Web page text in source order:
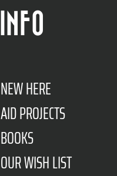
INFO
NEW HERE
AID PROJECTS
BOOKS
OUR WISH LIST